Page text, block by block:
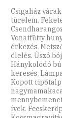
Csigaház
türelem.
Vonatfütty
érkezés.
ölelés. Úszó
Hánykolódó
keresés.
Kopott
ívek.